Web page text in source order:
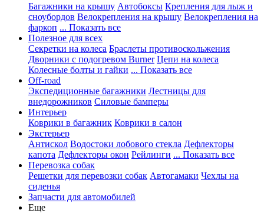
Багажники на крышу Автобоксы Крепления для лыж и
сноубордов Велокрепления на крышу Велокрепления на
фаркоп ... Показать все
Полезное для всех
Секретки на колеса Браслеты противоскольжения
Дворники с подогревом Burner Цепи на колеса
Колесные болты и гайки ... Показать все
Off-road
Экспедиционные багажники Лестницы для
внедорожников Силовые бамперы
Интерьер
Коврики в багажник Коврики в салон
Экстерьер
Антискол Водостоки лобового стекла Дефлекторы
капота Дефлекторы окон Рейлинги ... Показать все
Перевозка собак
Решетки для перевозки собак Автогамаки Чехлы на
сиденья
Запчасти для автомобилей
Еще